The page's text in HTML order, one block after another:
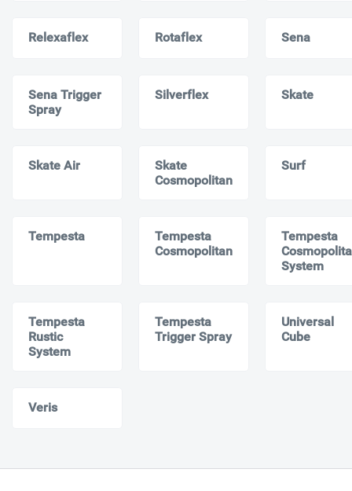
Relexaflex Rotaflex Sena
Sena Trigger
Spray
Silverflex Skate
Skate Air
Skate
Cosmopolitan
Surf
Tempesta
Tempesta
Cosmopolitan
Tempesta
System
Tempesta
Rustic
System
Tempesta
Trigger Spray
Universal
Cube
Veris